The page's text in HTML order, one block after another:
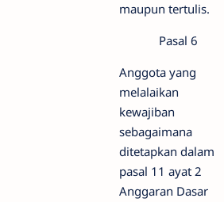
maupun tertulis.
Pasal 6
Anggota yang
melalaikan
kewajiban
sebagaimana
ditetapkan dalam
pasal 11 ayat 2
Anggaran Dasar